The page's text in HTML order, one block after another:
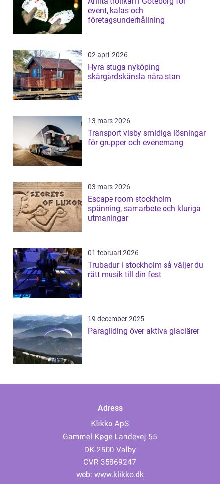
event, kalas och
företagsunderhållning
02 april 2026
Hyra stuga nyköping
skärgårdskänsla nära stan
13 mars 2026
Transport visby smidiga lösningar
för grupper och evenemang
03 mars 2026
Escape room stockholm
spänning, samarbete och kluriga
utmaningar
01 februari 2026
Trubadur i stockholm så väljer du
rätt musik till din fest
19 december 2025
Paragliding över aktiva glaciärer
Adress
web: www.klikko.dk